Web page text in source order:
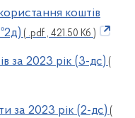
коштів
( .pdf , 421.50 Кб )
за 2023 рік (3-дс) (
за 2023 рік (2-дс) (